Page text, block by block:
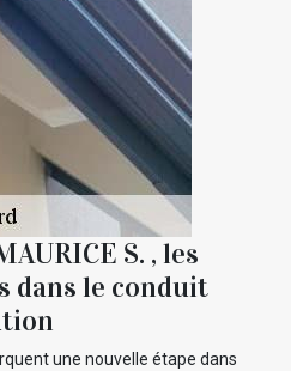
S. , les
dans le conduit
une nouvelle étape dans